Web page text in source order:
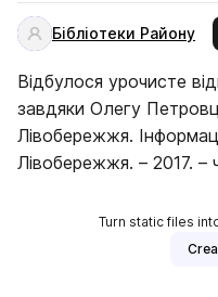
Бібліотеки Району
Відбулося урочисте
завдяки Олегу
Лівобережжя.
Лівобережжя. – 2017. –
Turn static files